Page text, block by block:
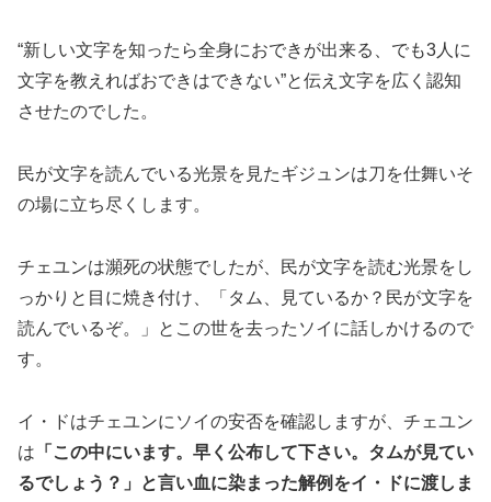
“新しい文字を知ったら全身におできが出来る、でも3人に
文字を教えればおできはできない”と伝え文字を広く認知
させたのでした。
民が文字を読んでいる光景を見たギジュンは刀を仕舞いそ
の場に立ち尽くします。
チェユンは瀕死の状態でしたが、民が文字を読む光景をし
っかりと目に焼き付け、「タム、見ているか？民が文字を
読んでいるぞ。」とこの世を去ったソイに話しかけるので
す。
イ・ドはチェユンにソイの安否を確認しますが、チェユン
は 「この中にいます。早く公布して下さい。タムが見てい
るでしょう？」と言い血に染まった解例をイ・ドに渡しま